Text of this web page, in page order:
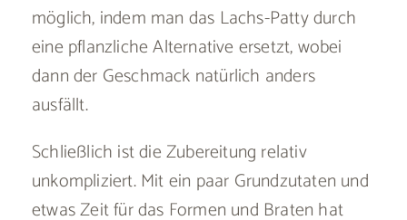
möglich, indem man das Lachs-Patty durch
eine pflanzliche Alternative ersetzt, wobei
dann der Geschmack natürlich anders
ausfällt.
Schließlich ist die Zubereitung relativ
unkompliziert. Mit ein paar Grundzutaten und
etwas Zeit für das Formen und Braten hat